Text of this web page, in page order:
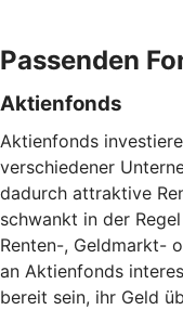
Passenden
Aktienfonds
Aktienfonds
verschiedener
dadurch attraktive
schwankt in der
Renten-, Geldmarkt-
an Aktienfonds
bereit sein, ihr Geld